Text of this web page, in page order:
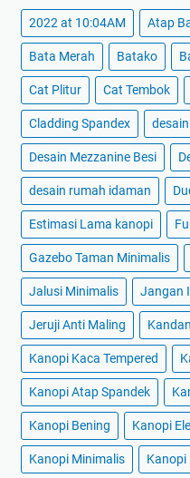
2022 at 10:04AM Atap
Bata Merah Batako
Cat Plitur Cat Tembok
Cladding Spandex
Desain Mezzanine Besi
desain rumah idaman
Estimasi Lama kanopi
Gazebo Taman Minimalis
Jalusi Minimalis Jangan
Jeruji Anti Maling
Kanopi Kaca Tempered
Kanopi Atap Spandek
Kanopi Bening Kanopi
Kanopi Minimalis Kanopi